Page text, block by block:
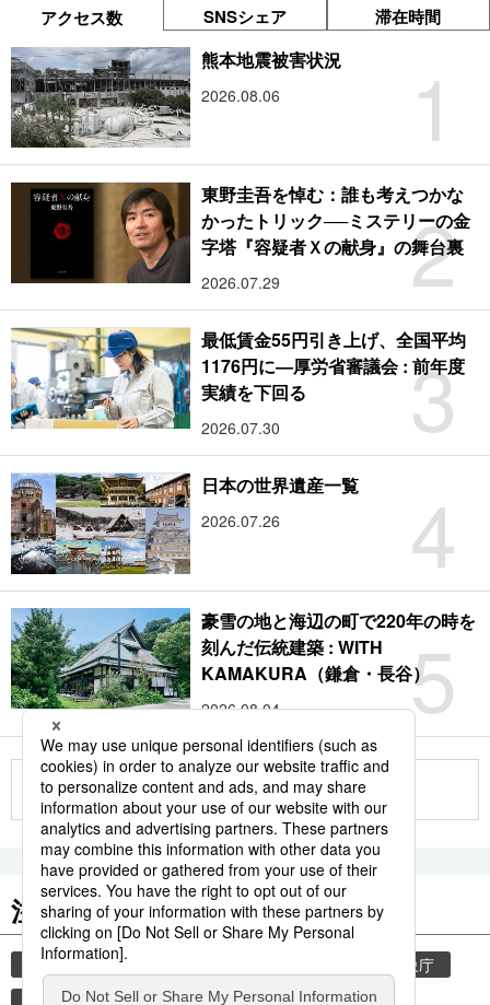
アクセス数 SNSシェア 滞在時間
1
熊本地震被害状況
2026.08.06
2
東野圭吾を悼む：誰も考えつかな
かったトリック──ミステリーの金
字塔『容疑者Ｘの献身』の舞台裏
2026.07.29
3
最低賃金55円引き上げ、全国平均
1176円に―厚労省審議会 : 前年度
実績を下回る
2026.07.30
4
日本の世界遺産一覧
2026.07.26
5
豪雪の地と海辺の町で220年の時を
刻んだ伝統建築 : WITH
KAMAKURA（鎌倉・長谷）
2026.08.04
もっと見る
注目のキーワード
共同通信ニュース
気象庁